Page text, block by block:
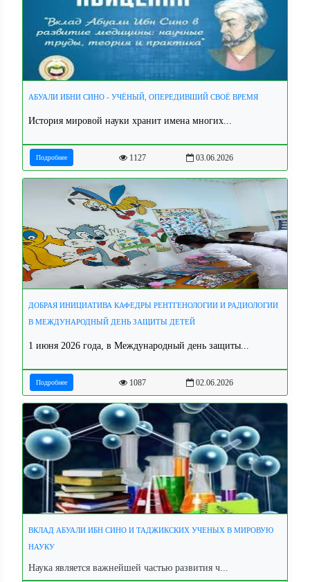
АБУАЛИ ИБНИ СИНО - УЧЁНЫЙ, ОПЕРЕДИВШИЙ СВОЁ ВРЕМЯ
История мировой науки хранит имена многих...
Подробнее 1127 03.06.2026
ДОБРАЯ ИНИЦИАТИВА КАФЕДРЫ РЕНТГЕНОЛОГИИ И РАДИОЛОГИИ
В МЕЖДУНАРОДНЫЙ ДЕНЬ ЗАЩИТЫ ДЕТЕЙ
1 июня 2026 года, в Международный день защиты...
Подробнее 1087 02.06.2026
ВКЛАД АБУАЛИ ИБН СИНО И ТАДЖИКСКИХ УЧЕНЫХ В МИРОВУЮ
НАУКУ
Наука является важнейшей частью развития ч...